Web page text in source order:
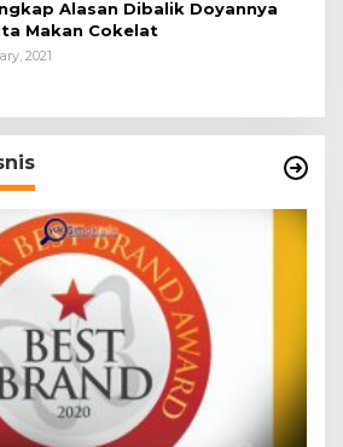
Alasan Dibalik Doyannya
Makan Cokelat
2021